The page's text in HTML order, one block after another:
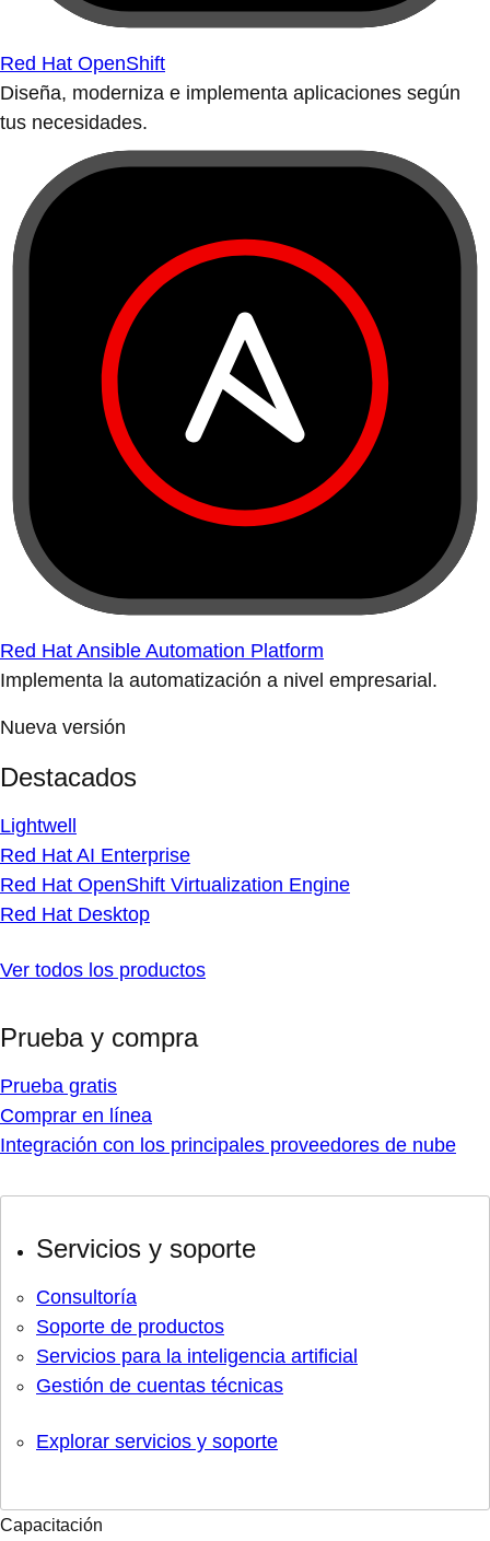
Red Hat OpenShift
Diseña, moderniza e implementa aplicaciones según
tus necesidades.
Red Hat Ansible Automation Platform
Implementa la automatización a nivel empresarial.
Nueva versión
Destacados
Lightwell
Red Hat AI Enterprise
Red Hat OpenShift Virtualization Engine
Red Hat Desktop
Ver todos los productos
Prueba y compra
Prueba gratis
Comprar en línea
Integración con los principales proveedores de nube
Servicios y soporte
Consultoría
Soporte de productos
Servicios para la inteligencia artificial
Gestión de cuentas técnicas
Explorar servicios y soporte
Capacitación